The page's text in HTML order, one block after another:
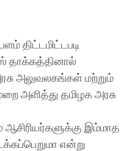
திட்டமிட்டபடி
தாக்கத்தினால்
அலுவலகங்கள் மற்றும்
அளித்து தமிழக அரசு
ஆசிரியர்களுக்கு இம்மாத
என்று